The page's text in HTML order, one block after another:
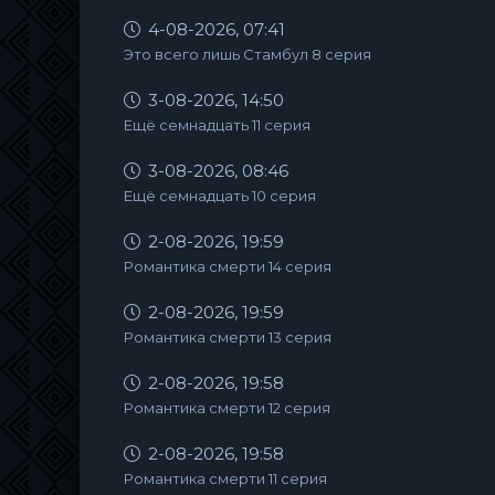
4-08-2026, 07:41
Это всего лишь Стамбул 8 серия
3-08-2026, 14:50
Ещё семнадцать 11 серия
3-08-2026, 08:46
Ещё семнадцать 10 серия
2-08-2026, 19:59
Романтика смерти 14 серия
2-08-2026, 19:59
Романтика смерти 13 серия
2-08-2026, 19:58
Романтика смерти 12 серия
2-08-2026, 19:58
Романтика смерти 11 серия